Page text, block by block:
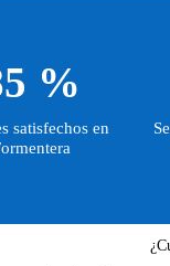
%
satisfechos en